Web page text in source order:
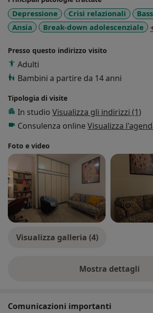
Depressione Crisi relazionali
Ansia
Break-down adolescenziale
Presso questo indirizzo visito
Adulti
Bambini a partire da 14 anni
Tipologia di visite
In studio Visualizza gli indirizzi (1)
Consulenza online Visualizza
Foto e video
Visualizza galleria (4)
Mostra dettagli
Comunicazioni importanti